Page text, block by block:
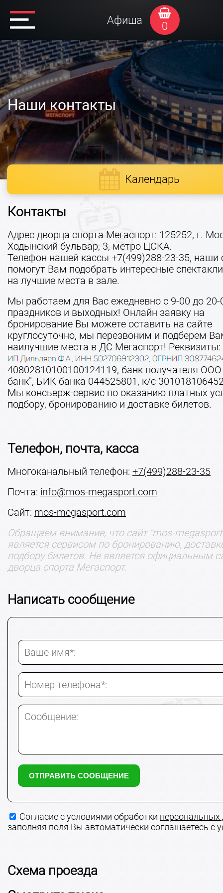
Афиша 0
Наши контакты
Календарь
Контакты
Адрес дворца спорта Мегаспорт: 125252, г.
Ходынский бульвар, 3, метро ЦСКА.
Телефон нашей кассы +7(499)288-23-35, наши
помогут Вам подобрать интересные
на лучшие места в зале.
Мы работаем для Вас ежедневно с 9-00 до 20-
праздников и выходных! Онлайн заявку на
бронирование Вы можете оставить на сайте
круглосуточно, мы перезвоним и подберем
наилучшие места в ДС Мегаспорт! Реквизиты:
40802810100100124119, банк получателя
банк", БИК банка 044525801, к/с
Мы консьерж-сервис по оказанию платных
подбору, бронированию и доставке билетов.
Телефон, почта, касса
Многоканальный телефон: +7(499)288-23-35
Почта: info@mos-megasport.com
Сайт: mos-megasport.com
Обращаем внимание, что сайт "mos-
является сервисом по бронированию,
подбору билетов. Не является официальным
дворца спорта Мегаспорт.
Написать сообщение
Ваше имя*:
Номер телефона*:
Сообщение:
Согласие с условиями обработки
заполняя поля Вы автоматически соглашаетесь с
Схема проезда